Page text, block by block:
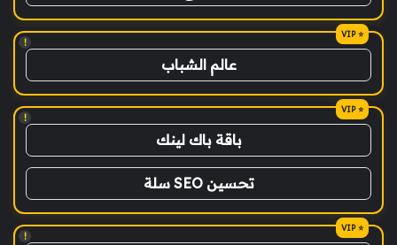
!
عالم الشباب
!
باقة باك لينك
تحسين SEO سلة
!